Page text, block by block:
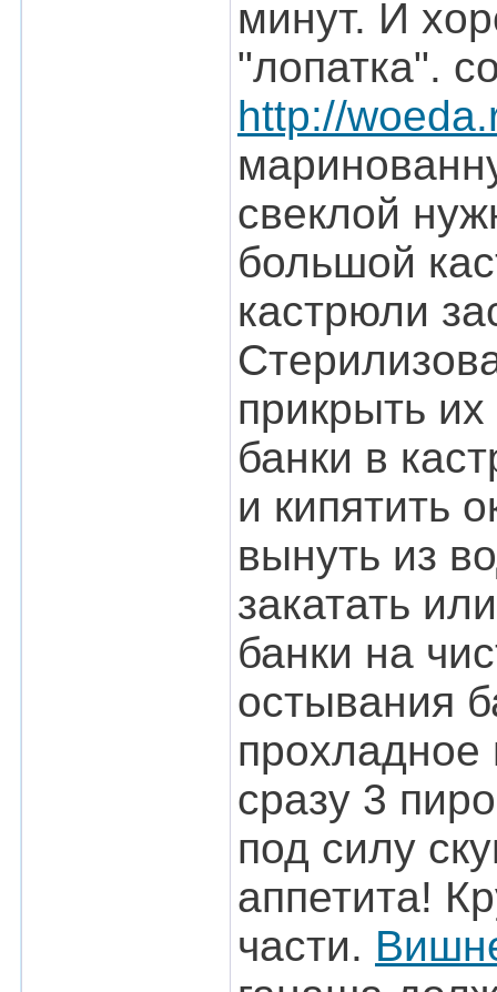
минут. И
"лопатка".
http://
свеклой
большой
кастрюли
прикрыть
банки в
и кипятить
вынуть из
закатать
банки на
остывания
прохладное
сразу 3
под силу
аппетита!
части.